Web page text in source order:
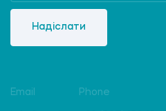
Надіслати
Email Phone